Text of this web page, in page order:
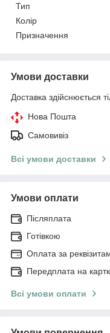
Тип
Колір
Призначення
Умови доставки
Доставка здійснюється
Нова Пошта
Самовивіз
Всі умови доставки
Умови оплати
Післяплата
Готівкою
Оплата за
Передплата на
Всі умови оплати